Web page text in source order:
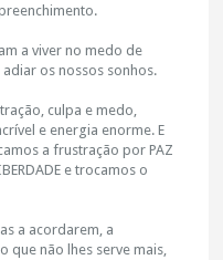
a viver no medo de
adiar os nossos sonhos.
culpa e medo,
e energia enorme. E
a frustração por PAZ
e trocamos o
a acordarem, a
que não lhes serve mais,